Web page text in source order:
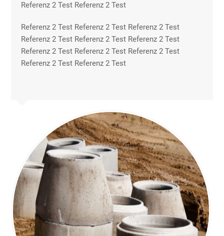
Referenz 2 Test Referenz 2 Test
Referenz 2 Test Referenz 2 Test Referenz 2 Test
Referenz 2 Test Referenz 2 Test Referenz 2 Test
Referenz 2 Test Referenz 2 Test Referenz 2 Test
Referenz 2 Test Referenz 2 Test